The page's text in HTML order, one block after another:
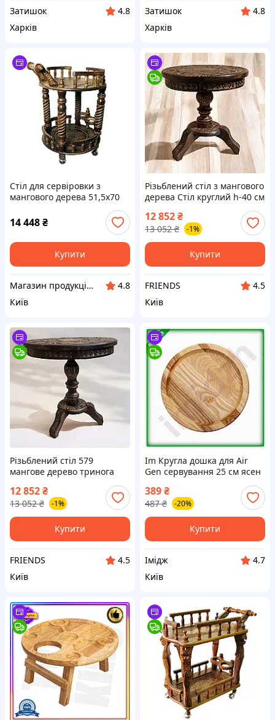
Затишок
4.8
Харків
Затишок
4.8
Харків
Стіл для сервіровки з
мангового дерева 51,5х70
14 448₴
Купити
Магазин продукції Латинскої та Північної Америки
4.8
Київ
Різьблений стіл з мангового
дерева Стіл круглий h-40 см
d 375 мм Індія Ручна робота
Декор для дому унікальний
12 852₴
13 052 ₴ -1%
Купити
FRIENDS
4.5
Київ
Різьблений стіл 579
мангове дерево тринога
столик індійський майстер
декор для спальні 46 5 x 44
5 x 6 5 см
12 852₴
13 052 ₴ -1%
Купити
FRIENDS
4.5
Київ
Im Кругла дошка для Air
Gen сервування 25 см ясен
для подачі закусок і м'яса
дерев'яна дошка для столу
IMD22/G
389₴
487 ₴ -20%
Купити
Імідж
4.7
Київ